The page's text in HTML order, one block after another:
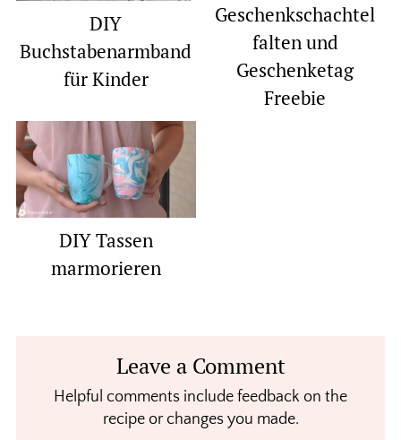
DIY
Buchstabenarmband
für Kinder
Geschenkschachtel
falten und
Geschenketag
Freebie
DIY Tassen
marmorieren
InteractionsLeave a Comment
Helpful comments include feedback on the
recipe or changes you made.